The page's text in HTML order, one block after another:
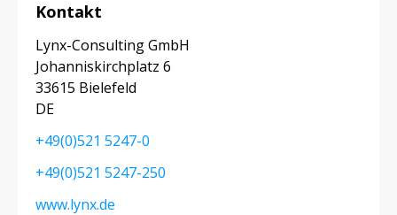
Kontakt
Lynx-Consulting GmbH
Johanniskirchplatz 6
33615 Bielefeld
DE
+49(0)521 5247-0
+49(0)521 5247-250
www.lynx.de